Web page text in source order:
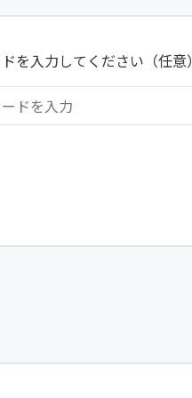
を入力してください（任意）